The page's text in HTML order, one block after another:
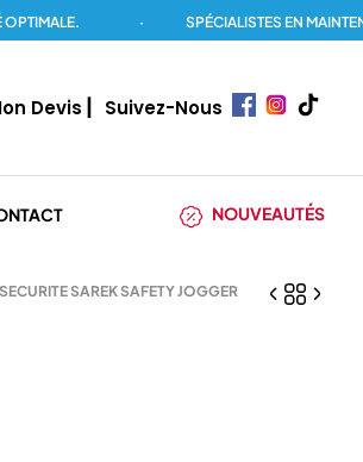
SPÉCIALISTES EN
Devis Suivez-Nous
NOUVEAUTÉS
SAREK SAFETY JOGGER